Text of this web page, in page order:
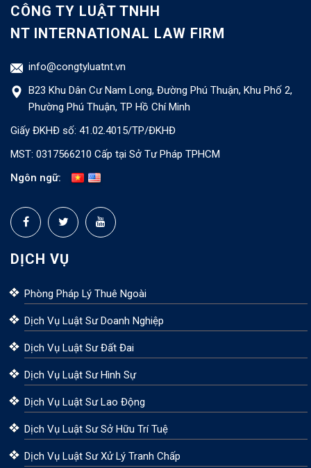
CÔNG TY LUẬT TNHH
NT INTERNATIONAL LAW FIRM
info@congtyluatnt.vn
B23 Khu Dân Cư Nam Long, Đường Phú Thuận, Khu Phố 2,
Phường Phú Thuận, TP Hồ Chí Minh
Giấy ĐKHĐ số: 41.02.4015/TP/ĐKHĐ
MST: 0317566210 Cấp tại Sở Tư Pháp TPHCM
Ngôn ngữ:
DỊCH VỤ
Phòng Pháp Lý Thuê Ngoài
Dịch Vụ Luật Sư Doanh Nghiệp
Dịch Vụ Luật Sư Đất Đai
Dịch Vụ Luật Sư Hình Sự
Dịch Vụ Luật Sư Lao Động
Dịch Vụ Luật Sư Sở Hữu Trí Tuệ
Dịch Vụ Luật Sư Xử Lý Tranh Chấp